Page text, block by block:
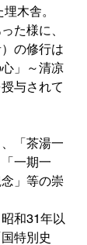
木舎。
た様に、
の修行は
」～清凉
与されて
「茶湯一
一期一
」等の崇
和31年以
特別史